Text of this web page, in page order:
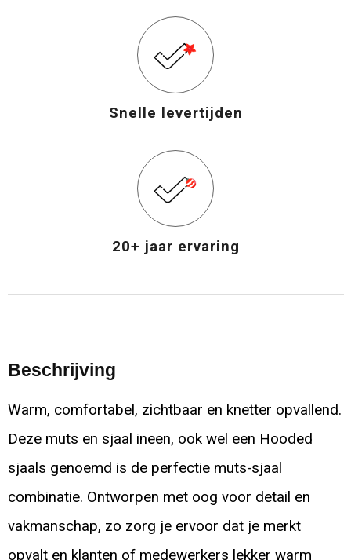
Snelle levertijden
20+ jaar ervaring
Beschrijving
Warm, comfortabel, zichtbaar en knetter opvallend.
Deze muts en sjaal ineen, ook wel een Hooded
sjaals genoemd is de perfectie muts-sjaal
combinatie. Ontworpen met oog voor detail en
vakmanschap, zo zorg je ervoor dat je merkt
opvalt en klanten of medewerkers lekker warm